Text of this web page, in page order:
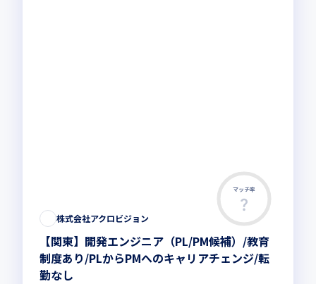
マッチ率
株式会社アクロビジョン
【関東】開発エンジニア（PL/PM候補）/教育
制度あり/PLからPMへのキャリアチェンジ/転
勤なし